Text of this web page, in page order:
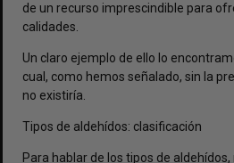
de un recurso imprescindible para
calidades.
Un claro ejemplo de ello lo
cual, como hemos señalado, sin la
no existiría.
Tipos de aldehídos: clasificación
Para hablar de los tipos de